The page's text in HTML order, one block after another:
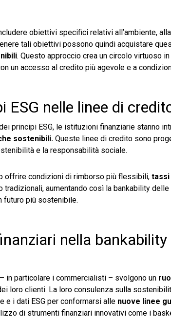
obiettivi specifici relativi all’ambiente,
tali obiettivi possono quindi acquistare
. Questo approccio crea un circolo virtuoso
un accesso al credito più agevole e a
ESG nelle linee di
principi ESG, le istituzioni finanziarie stanno
sostenibili. Queste linee di credito sono
e la responsabilità sociale.
offrire condizioni di rimborso più flessibili, tassi
aumentando così la bankability
futuro più sostenibile.
nella
in particolare i commercialisti – svolgono un
loro clienti. La loro consulenza sulla
e i dati ESG per conformarsi alle nuove linee
di strumenti finanziari innovativi come i